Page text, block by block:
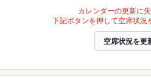
カレンダーの更新に失
下記ボタンを押して空席状況
空席状況を更